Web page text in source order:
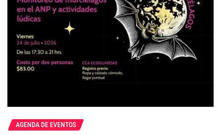
AGENDA DE EVENTOS